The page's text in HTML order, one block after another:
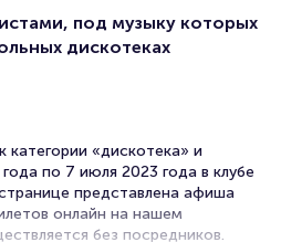
под музыку которых
дискотеках
«дискотека» и
по 7 июля 2023 года в клубе
представлена афиша
онлайн на нашем
без посредников.